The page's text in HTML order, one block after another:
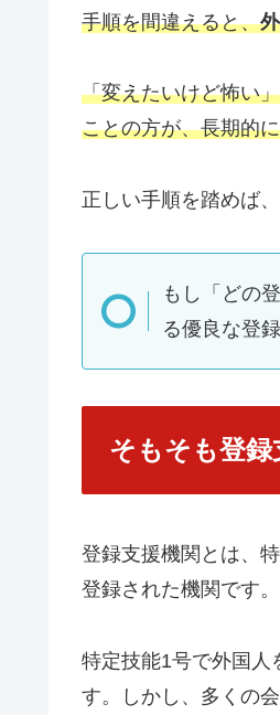
手順を間違えると、
「変えたいけど怖い
ことの方が、長期的
正しい手順を踏めば
もし「どの
る優良な登
そもそも登録
登録支援機関とは、
登録された機関です。
特定技能1号で外国人
す。しかし、多くの